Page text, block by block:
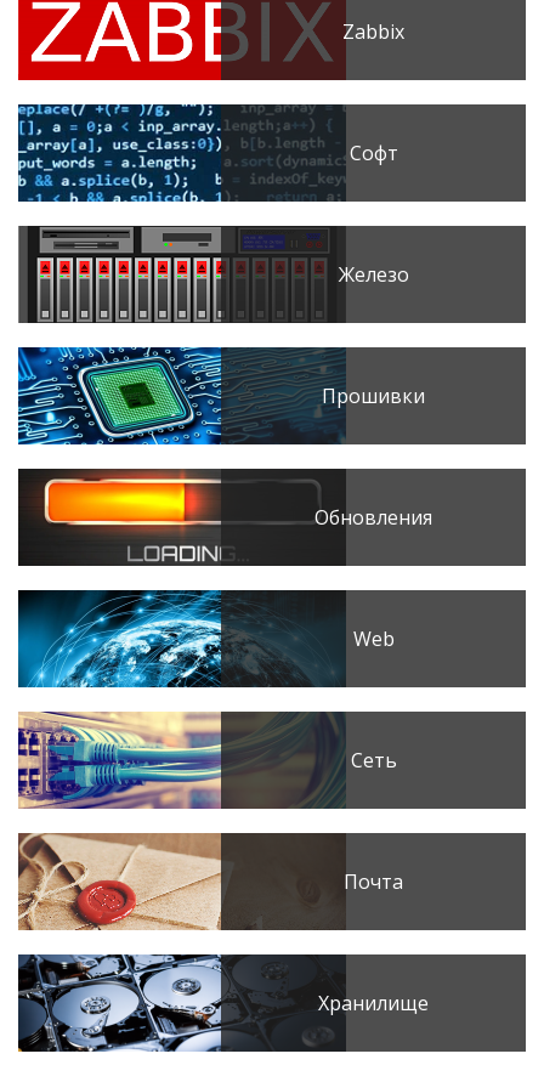
Zabbix
Софт
Железо
Прошивки
Обновления
Web
Сеть
Почта
Хранилище